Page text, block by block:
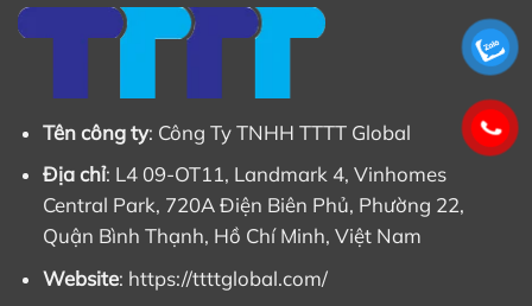
Tên công ty: Công Ty TNHH TTTT Global
Địa chỉ: L4 09-OT11, Landmark 4, Vinhomes
Central Park, 720A Điện Biên Phủ, Phường 22,
Quận Bình Thạnh, Hồ Chí Minh, Việt Nam
Website: https://ttttglobal.com/